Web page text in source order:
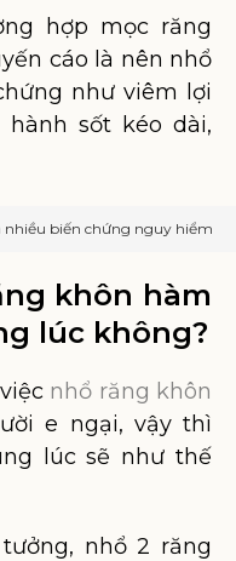
hợp mọc răng
cáo là nên nhổ
như viêm lợi
sốt kéo dài,
nhiều biến chứng nguy hiểm
khôn hàm
lúc không?
nhổ răng khôn
e ngại, vậy thì
lúc sẽ như thế
nhổ 2 răng